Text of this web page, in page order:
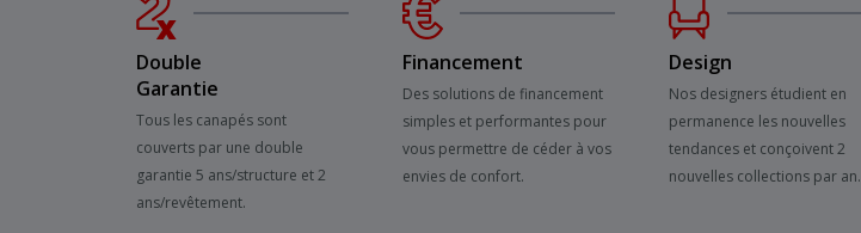
Double
Garantie
Tous les canapés sont
couverts par une double
garantie 5 ans/structure et 2
ans/revêtement.
Financement
Des solutions de financement
simples et performantes pour
vous permettre de céder à vos
envies de confort.
Design
Nos designers étudient en
permanence les nouvelles
tendances et conçoivent 2
nouvelles collections par an.